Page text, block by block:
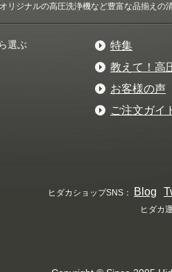
ジナルの高圧洗浄機など豊富な品揃えの
選ぶ
特集
教えて！高
お客様の声
ご注文ガイ
ヒダカショップSNS： Blog
ヒダカ